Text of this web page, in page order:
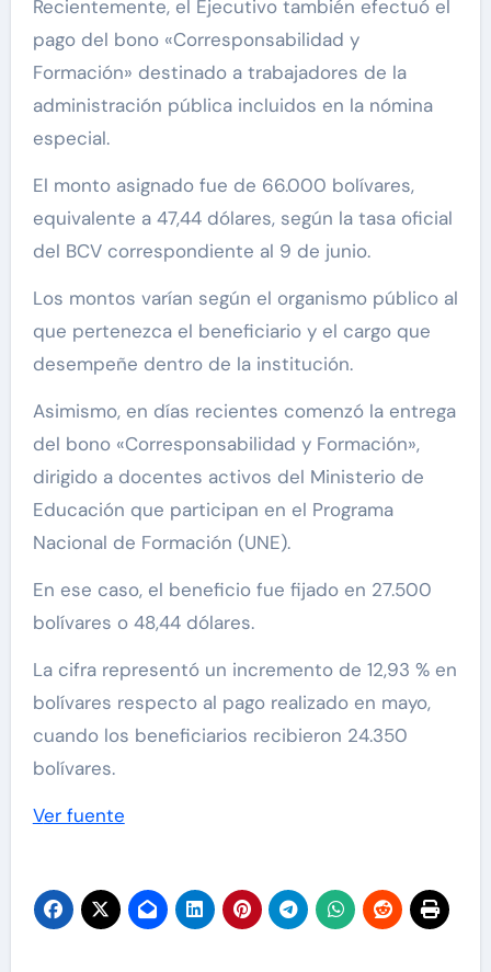
Recientemente, el Ejecutivo también efectuó el
pago del bono «Corresponsabilidad y
Formación» destinado a trabajadores de la
administración pública incluidos en la nómina
especial.
El monto asignado fue de 66.000 bolívares,
equivalente a 47,44 dólares, según la tasa oficial
del BCV correspondiente al 9 de junio.
Los montos varían según el organismo público al
que pertenezca el beneficiario y el cargo que
desempeñe dentro de la institución.
Asimismo, en días recientes comenzó la entrega
del bono «Corresponsabilidad y Formación»,
dirigido a docentes activos del Ministerio de
Educación que participan en el Programa
Nacional de Formación (UNE).
En ese caso, el beneficio fue fijado en 27.500
bolívares o 48,44 dólares.
La cifra representó un incremento de 12,93 % en
bolívares respecto al pago realizado en mayo,
cuando los beneficiarios recibieron 24.350
bolívares.
Ver fuente